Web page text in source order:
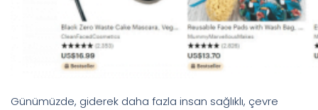
Günümüzde, giderek daha fazla insan sağlıklı, çevre